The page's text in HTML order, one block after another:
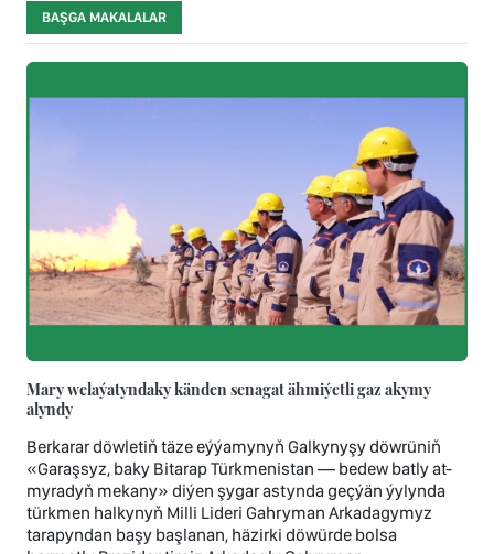
BAŞGA MAKALALAR
Mary welaýatyndaky känden senagat ähmiýetli gaz akymy
alyndy
Berkarar döwletiň täze eýýamynyň Galkynyşy döwrüniň
«Garaşsyz, baky Bitarap Türkmenistan — bedew batly at-
myradyň mekany» diýen şygar astynda geçýän ýylynda
türkmen halkynyň Milli Lideri Gahryman Arkadagymyz
tarapyndan başy başlanan, häzirki döwürde bolsa